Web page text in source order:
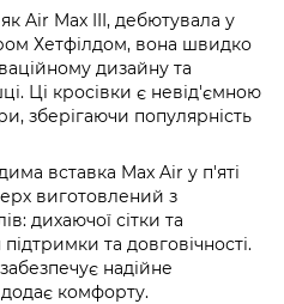
Air Max III, дебютувала у
Хетфілдом, вона швидко
дизайну та
Ці кросівки є невід'ємною
зберігаючи популярність
вставка Max Air у п'яті
виготовлений з
дихаючої сітки та
та довговічності.
надійне
комфорту.